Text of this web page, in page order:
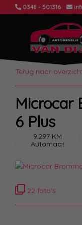
0348 - 501316
Terug naar
Microcar
6 Plus
9.297 KM
Automaat
22 foto's